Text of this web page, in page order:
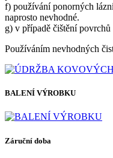
f) používání ponorných
naprosto nevhodné.
g) v případě čištění
Používáním nevhodných
BALENÍ VÝROBKU
Záruční doba